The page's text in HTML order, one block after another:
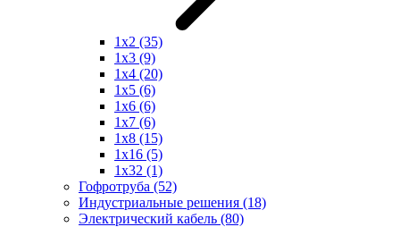
1x2 (35)
1x3 (9)
1x4 (20)
1x5 (6)
1x6 (6)
1x7 (6)
1x8 (15)
1x16 (5)
1x32 (1)
Гофротруба (52)
Индустриальные решения (18)
Электрический кабель (80)